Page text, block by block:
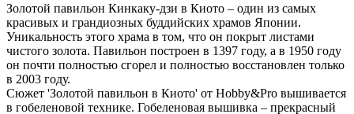
Золотой павильон Кинкаку-дзи в Киото – один из самых
красивых и грандиозных буддийских храмов Японии.
Уникальность этого храма в том, что он покрыт листами
чистого золота. Павильон построен в 1397 году, а в 1950 году
он почти полностью сгорел и полностью восстановлен только
в 2003 году.
Сюжет 'Золотой павильон в Киото' от Hobby&Pro вышивается
в гобеленовой технике. Гобеленовая вышивка – прекрасный